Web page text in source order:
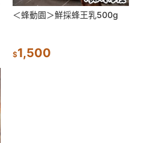
＜蜂動園＞鮮採蜂王乳500g
$1,500